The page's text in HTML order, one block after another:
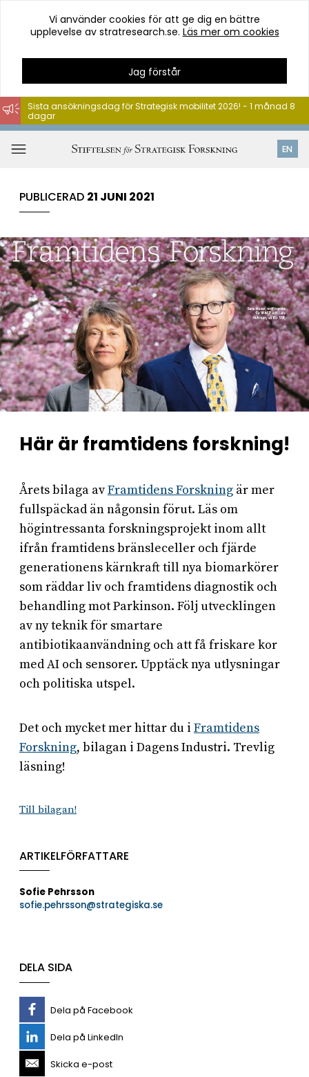
Hoppa
till
innehåll
Vi använder cookies för att ge dig en bättre
upplevelse av stratresearch.se. Läs mer om cookies
Jag förstår
EN
Sista ansökningsdag för Strategisk mobilitet 2026! - 1 månad 8
dagar
PUBLICERAD 21 JUNI 2021
Här är framtidens forskning!
Årets bilaga avFramtidens Forskning är mer
fullspäckad än någonsin förut. Läs om
högintressanta forskningsprojekt inom allt
ifrån framtidens bränsleceller och fjärde
generationens kärnkraft till nya biomarkörer
som räddar liv och framtidens diagnostik och
behandling mot Parkinson. Följ utvecklingen
av ny teknik för smartare
antibiotikaanvändning och att få friskare kor
med AI och sensorer. Upptäck nya utlysningar
och politiska utspel.
Det och mycket mer hittar du i Framtidens
Forskning, bilagan i Dagens Industri. Trevlig
läsning!
Till bilagan!
ARTIKELFÖRFATTARE
Sofie Pehrsson
sofie.pehrsson@strategiska.se
DELA SIDA
Dela på Facebook
Dela på LinkedIn
Skicka e-post